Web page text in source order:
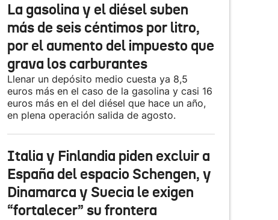
La gasolina y el diésel suben
más de seis céntimos por litro,
por el aumento del impuesto que
grava los carburantes
Llenar un depósito medio cuesta ya 8,5
euros más en el caso de la gasolina y casi 16
euros más en el del diésel que hace un año,
en plena operación salida de agosto.
Italia y Finlandia piden excluir a
España del espacio Schengen, y
Dinamarca y Suecia le exigen
“fortalecer” su frontera